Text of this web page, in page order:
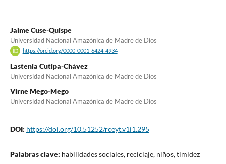
Jaime Cuse-Quispe
Universidad Nacional Amazónica de Madre de Dios
https://orcid.org/0000-0001-6424-4934
Lastenia Cutipa-Chávez
Universidad Nacional Amazónica de Madre de Dios
Virne Mego-Mego
Universidad Nacional Amazónica de Madre de Dios
DOI: https://doi.org/10.51252/rceyt.v1i1.295
Palabras clave: habilidades sociales, reciclaje, niños, timidez